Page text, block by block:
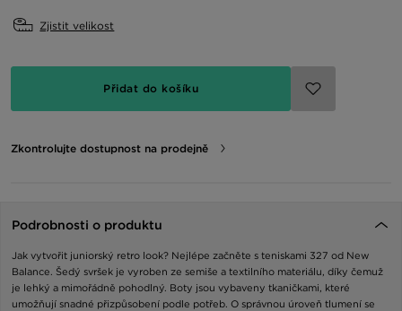
Zjistit velikost
Přidat do košíku
Zkontrolujte dostupnost na prodejně
Podrobnosti o produktu
Jak vytvořit juniorský retro look? Nejlépe začněte s teniskami 327 od New
Balance. Šedý svršek je vyroben ze semiše a textilního materiálu, díky čemuž
je lehký a mimořádně pohodlný. Boty jsou vybaveny tkaničkami, které
umožňují snadné přizpůsobení podle potřeb. O správnou úroveň tlumení se